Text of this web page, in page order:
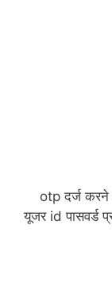
otp दर्ज करने
यूजर id पासवर्ड